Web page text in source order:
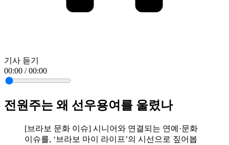
기사 듣기
00:00 / 00:00
전원주는 왜 선우용여를 울렸나
[브라보 문화 이슈] 시니어와 연결되는 연예·문화
이슈를, ‘브라보 마이 라이프’의 시선으로 짚어봅